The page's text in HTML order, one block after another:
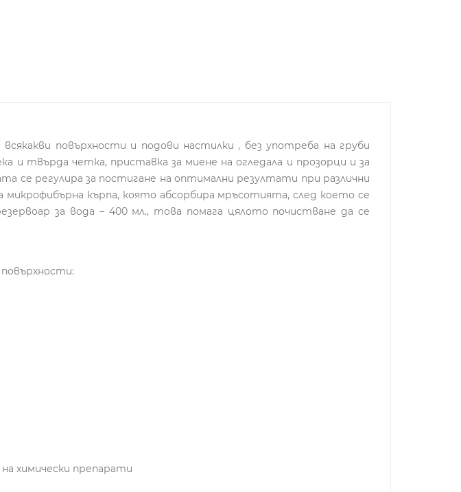
повърхности и подови настилки , без употреба на груби
и твърда четкa, приставка за миене на огледала и прозорци и за
се регулира за постигане на оптимални резултати при различни
кърпа, която абсорбира мръсотията, след което се
за вода – 400 мл., това помага цялото почистване да се
химически препарати